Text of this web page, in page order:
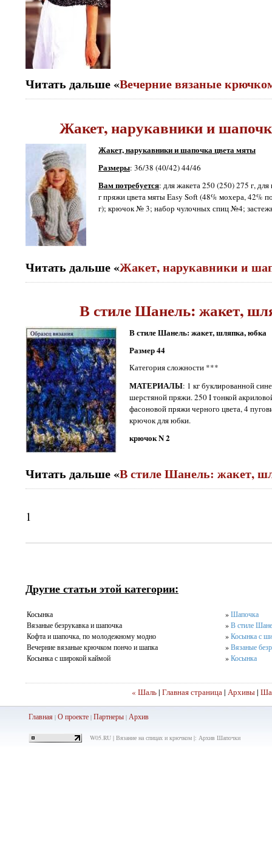
Читать дальше «Вечерние вязаные
Жакет, нарукавники и
Жакет, нарукавники и шапочка цвета мяты
Размеры: 36/38 (40/42) 44/46
Вам потребуется: для жакета 250 (250) 275 г,
г пряжи цвета мяты Easy Soft (48% мохера, 42%
г); крючок № 3; набор чулочных спиц №4;
Читать дальше «Жакет, нарукавники и
В стиле Шанель: жакет,
В стиле Шанель: жакет, шляпка, юбка
Размер 44
Категория сложности ***
МАТЕРИАЛЫ: 1 кг буклированной
шерстяной пряжи. 250 I тонкой
фасоновой пряжи черного цвета, 4
крючок для юбки.
крючок N 2
Читать дальше «В стиле Шанель: жакет,
1
Другие статьи этой категории:
Косынка
Вязаные безрукавка и шапочка
Кофта и шапочка, по молодежному модно
Вечерние вязаные крючком пончо и шапка
Косынка с широкой каймой
»Шапочка
»В стиле
»Косынка с
»Вязаные
»Косынка
« Шаль| Главная страница| Архивы|
Главная| О проекте| Партнеры| Архив
W05.RU | Вязание на спицах и крючком |: Архив Шапочки